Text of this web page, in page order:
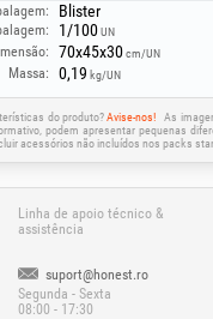
Blister
1/100UN
70x45x30cm/UN
Massa: 0,19 kg/UN
do produto?Avise-nos!
As
podem apresentar pequenas
acessórios não incluídos nos packs
Linha de apoio técnico &
assistência
suport@honest.ro
Segunda - Sexta
08:00 - 17:30